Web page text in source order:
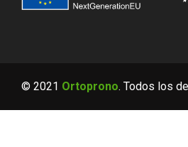
© 2021 Ortoprono. Todos los